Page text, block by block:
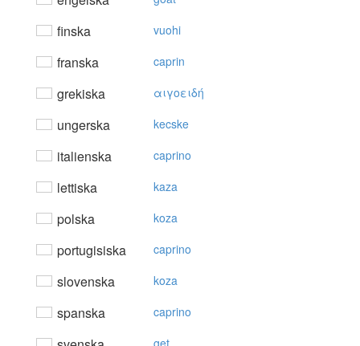
finska vuohi
franska caprin
grekiska αιγoειδή
ungerska kecske
italienska caprino
lettiska kaza
polska koza
portugisiska caprino
slovenska koza
spanska caprino